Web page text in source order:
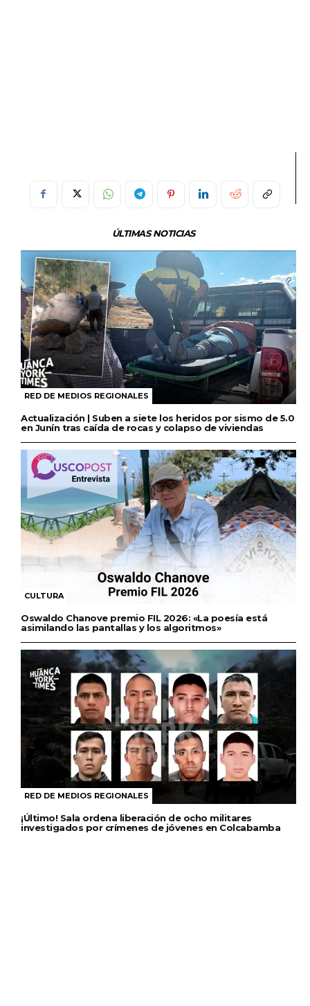
ÚLTIMAS NOTICIAS
RED DE MEDIOS REGIONALES
Actualización | Suben a siete los heridos por sismo de 5.0
en Junín tras caída de rocas y colapso de viviendas
CULTURA
Oswaldo Chanove premio FIL 2026: «La poesía está
asimilando las pantallas y los algoritmos»
RED DE MEDIOS REGIONALES
¡Último! Sala ordena liberación de ocho militares
investigados por crímenes de jóvenes en Colcabamba